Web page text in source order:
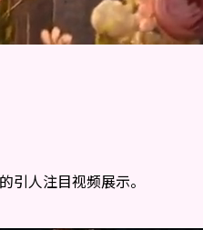
引人注目视频展示。